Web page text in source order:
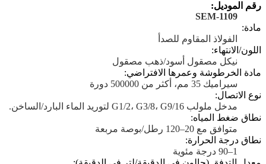
رقم الموديل:
SEM-1109
مادة:
الفولاذ المقاوم للصدأ
اللون/الانتهاء:
نيكل مصقول أسود/ذهب مصقول
مادة الخرطوشة وعمرها الافتراضي:
سيراميك 35 مم، أكثر من 500000 دورة
نوع الاتصال:
مدخل ملولب G1/2، G3/8، G9/16 لتوريد الماء البارد/الساخن.
نطاق ضغط المياه:
متوافق مع 20–120 رطل/بوصة مربعة
نطاق درجة الحرارة:
1–90 درجة مئوية